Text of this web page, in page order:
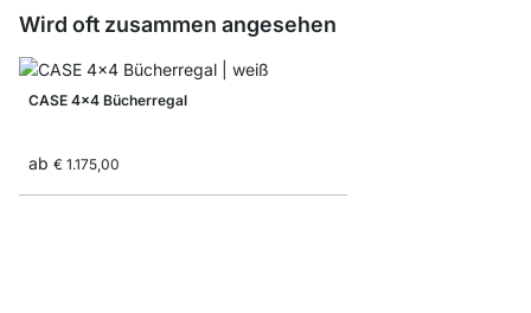
Wird oft zusammen angesehen
CASE 4x4 Bücherregal
ab € 1.175,00